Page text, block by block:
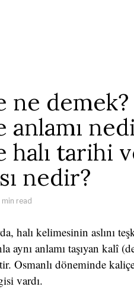
ne demek?
anlamı
halı tarihi
nedir?
min read
halı kelimesinin aslını
aynı anlamı taşıyan kalî
Osmanlı döneminde
vardı.